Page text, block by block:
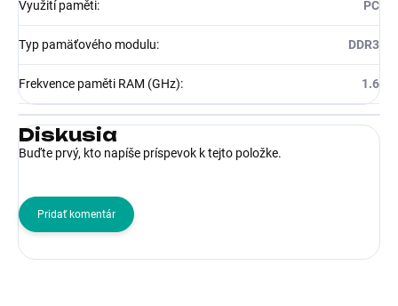
Využití paměti: PC
Typ pamäťového modulu: DDR3
Frekvence paměti RAM (GHz): 1.6
Diskusia
Buďte prvý, kto napíše príspevok k tejto položke.
Pridať komentár